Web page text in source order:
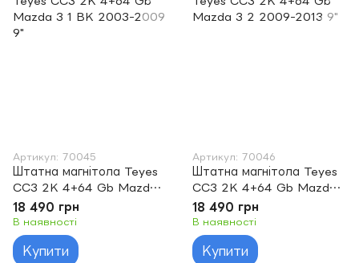
Артикул: 70045
Штатна магнітола Teyes
CC3 2K 4+64 Gb Mazda
3 1 BK 2003-2009 9"
18 490 грн
В наявності
Купити
Артикул: 70046
Штатна магнітола Teyes
CC3 2K 4+64 Gb Mazda
3 2 2009-2013 9"
18 490 грн
В наявності
Купити